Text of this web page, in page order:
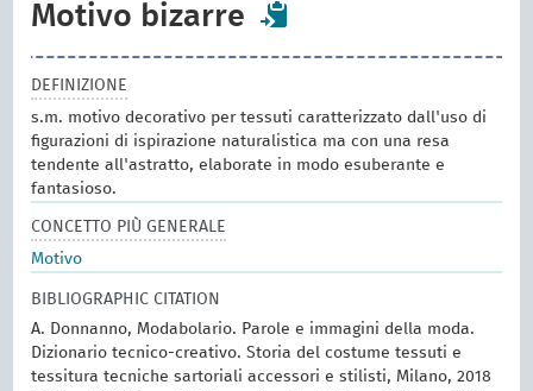
Motivo bizarre
DEFINIZIONE
s.m. motivo decorativo per tessuti caratterizzato dall'uso di
figurazioni di ispirazione naturalistica ma con una resa
tendente all'astratto, elaborate in modo esuberante e
fantasioso.
CONCETTO PIÙ GENERALE
Motivo
BIBLIOGRAPHIC CITATION
A. Donnanno, Modabolario. Parole e immagini della moda.
Dizionario tecnico-creativo. Storia del costume tessuti e
tessitura tecniche sartoriali accessori e stilisti, Milano, 2018